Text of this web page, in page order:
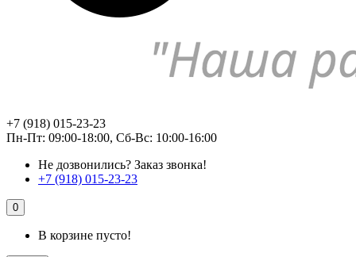
+7 (918) 015-23-23
Пн-Пт: 09:00-18:00, Сб-Вс: 10:00-16:00
Не дозвонились? Заказ звонка!
+7 (918) 015-23-23
0
В корзине пусто!